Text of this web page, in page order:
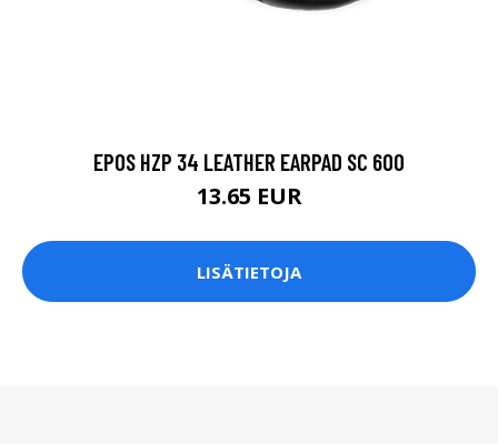
EPOS HZP 34 LEATHER EARPAD SC 600
13.65 EUR
LISÄTIETOJA